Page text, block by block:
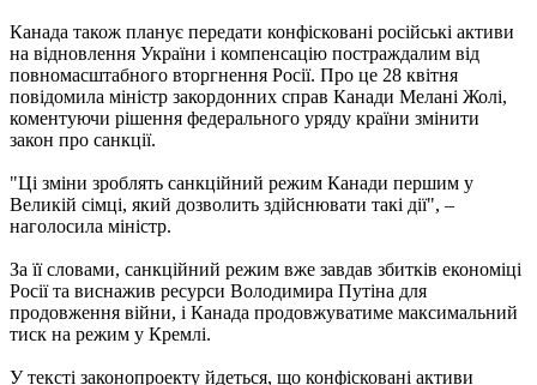
Канада також планує передати конфісковані російські активи
на відновлення України і компенсацію постраждалим від
повномасштабного вторгнення Росії. Про це 28 квітня
повідомила міністр закордонних справ Канади Мелані Жолі,
коментуючи рішення федерального уряду країни змінити
закон про санкції.
"Ці зміни зроблять санкційний режим Канади першим у
Великій сімці, який дозволить здійснювати такі дії", –
наголосила міністр.
За її словами, санкційний режим вже завдав збитків економіці
Росії та виснажив ресурси Володимира Путіна для
продовження війни, і Канада продовжуватиме максимальний
тиск на режим у Кремлі.
У тексті законопроекту йдеться, що конфісковані активи